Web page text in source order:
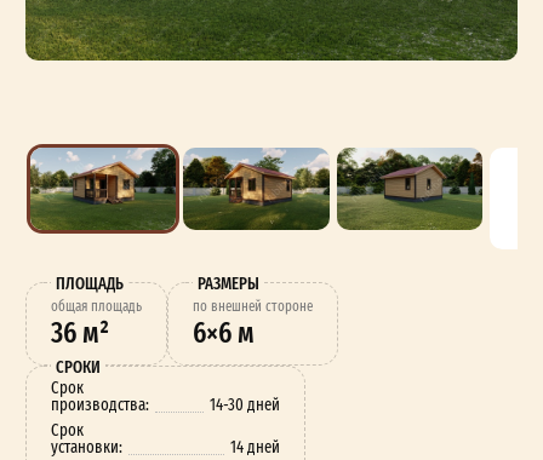
ПЛОЩАДЬ
oбщая площадь
36 м²
РАЗМЕРЫ
по внешней стороне
6×6 м
СРОКИ
Срок
производства:
14-30 дней
Срок
установки: 14 дней